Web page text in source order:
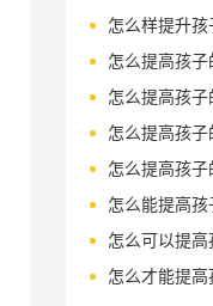
怎么样提升孩
怎么提高孩
怎么提高孩
怎么提高孩
怎么提高孩子
怎么能提高
怎么可以提
怎么才能提